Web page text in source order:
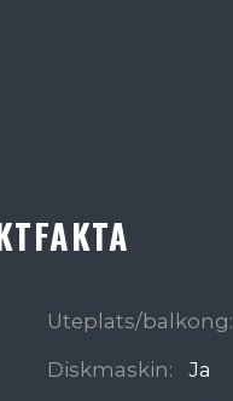
Uteplats/balkong:
Diskmaskin:
Ja